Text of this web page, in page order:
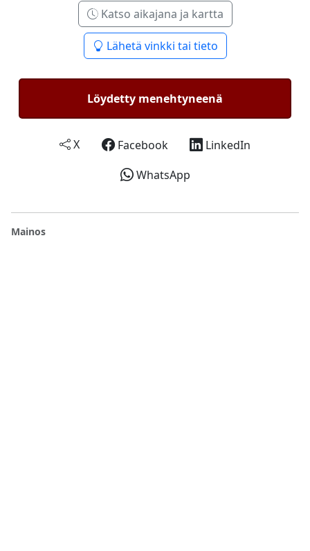
Katso aikajana ja kartta
Lähetä vinkki tai tieto
Löydetty menehtyneenä
X Facebook
LinkedIn
WhatsApp
Mainos